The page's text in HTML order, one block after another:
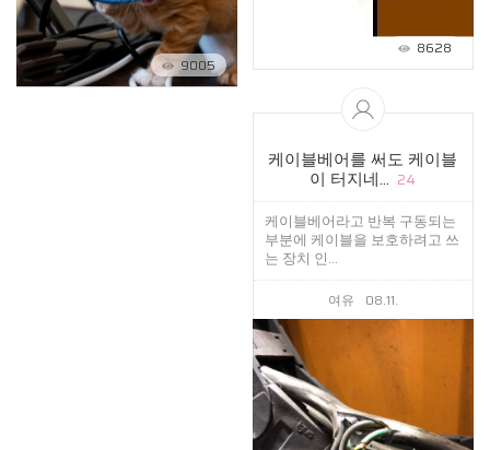
8628
9005
케이블베어를 써도 케이블
이 터지네... 24
케이블베어라고 반복 구동되는
부분에 케이블을 보호하려고 쓰
는 장치 인...
여유 08.11.